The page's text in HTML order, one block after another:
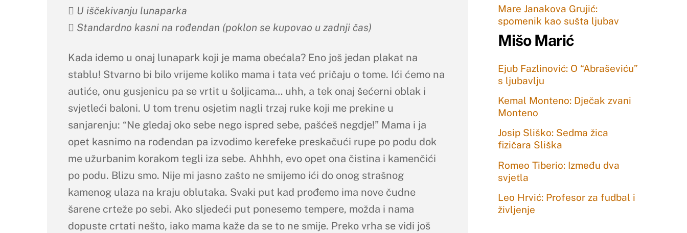
 U iščekivanju lunaparka
 Standardno kasni na rođendan (poklon se kupovao u zadnji čas)
Kada idemo u onaj lunapark koji je mama obećala? Eno još jedan plakat na
stablu! Stvarno bi bilo vrijeme koliko mama i tata već pričaju o tome. Ići ćemo na
autiće, onu gusjenicu pa se vrtit u šoljicama… uhh, a tek onaj šećerni oblak i
svjetleći baloni. U tom trenu osjetim nagli trzaj ruke koji me prekine u
sanjarenju: “Ne gledaj oko sebe nego ispred sebe, pašćeš negdje!” Mama i ja
opet kasnimo na rođendan pa izvodimo kerefeke preskačući rupe po podu dok
me užurbanim korakom tegli iza sebe. Ahhhh, evo opet ona čistina i kamenčići
po podu. Blizu smo. Nije mi jasno zašto ne smijemo ići do onog strašnog
kamenog ulaza na kraju oblutaka. Svaki put kad prođemo ima nove čudne
šarene crteže po sebi. Ako sljedeći put ponesemo tempere, možda i nama
dopuste crtati nešto, iako mama kaže da se to ne smije. Preko vrha se vidi još
Mare Janakova Grujić:
spomenik kao sušta ljubav
Mišo Marić
Ejub Fazlinović: O “Abraševiću”
s ljubavlju
Kemal Monteno: Dječak zvani
Monteno
Josip Sliško: Sedma žica
fizičara Sliška
Romeo Tiberio: Između dva
svjetla
Leo Hrvić: Profesor za fudbal i
življenje